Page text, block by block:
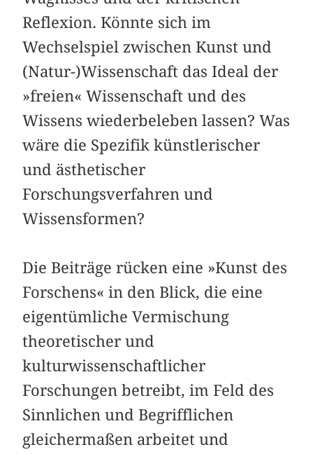
Reflexion. Könnte sich im
Wechselspiel zwischen Kunst und
(Natur-)Wissenschaft das Ideal der
»freien« Wissenschaft und des
Wissens wiederbeleben lassen? Was
wäre die Spezifik künstlerischer
und ästhetischer
Forschungsverfahren und
Wissensformen?
Die Beiträge rücken eine »Kunst des
Forschens« in den Blick, die eine
eigentümliche Vermischung
theoretischer und
kulturwissenschaftlicher
Forschungen betreibt, im Feld des
Sinnlichen und Begrifflichen
gleichermaßen arbeitet und